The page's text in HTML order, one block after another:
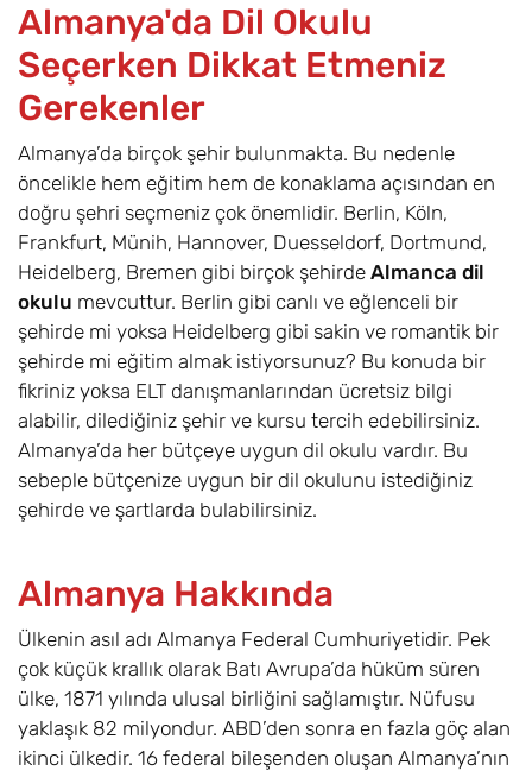
Almanya'da Dil Okulu
Seçerken Dikkat Etmeniz
Gerekenler
Almanya’da birçok şehir bulunmakta. Bu nedenle
öncelikle hem eğitim hem de konaklama açısından en
doğru şehri seçmeniz çok önemlidir. Berlin, Köln,
Frankfurt, Münih, Hannover, Duesseldorf, Dortmund,
Heidelberg, Bremen gibi birçok şehirde Almanca dil
okulu mevcuttur. Berlin gibi canlı ve eğlenceli bir
şehirde mi yoksa Heidelberg gibi sakin ve romantik bir
şehirde mi eğitim almak istiyorsunuz? Bu konuda bir
fikriniz yoksa ELT danışmanlarından ücretsiz bilgi
alabilir, dilediğiniz şehir ve kursu tercih edebilirsiniz.
Almanya’da her bütçeye uygun dil okulu vardır. Bu
sebeple bütçenize uygun bir dil okulunu istediğiniz
şehirde ve şartlarda bulabilirsiniz.
Almanya Hakkında
Ülkenin asıl adı Almanya Federal Cumhuriyetidir. Pek
çok küçük krallık olarak Batı Avrupa’da hüküm süren
ülke, 1871 yılında ulusal birliğini sağlamıştır. Nüfusu
yaklaşık 82 milyondur. ABD’den sonra en fazla göç alan
ikinci ülkedir. 16 federal bileşenden oluşan Almanya’nın